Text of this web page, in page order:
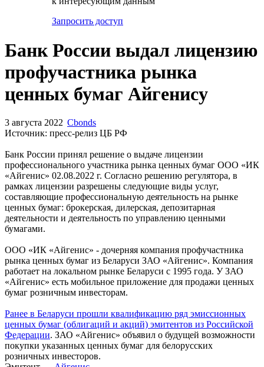
Банк России выдал лицензию
ценных бумаг Айгенису
3 августа 2022 Cbonds
Источник: пресс-релиз ЦБ РФ
Банк России принял решение о выдаче лицензии
профессионального участника рынка ценных бумаг ООО «ИК
«Айгенис» 02.08.2022 г. Согласно решению регулятора, в
рамках лицензии разрешены следующие виды услуг,
ценных бумаг: брокерская, дилерская, депозитарная
деятельности и деятельность по управлению ценными
бумагами.
ООО «ИК «Айгенис» - дочерняя компания профучастника
работает на локальном рынке Беларуси с 1995 года. У ЗАО
«Айгенис» есть мобильное приложение для продажи ценных
бумаг розничным инвесторам.
Ранее в Беларуси прошли квалификацию ряд эмиссионных
ценных бумаг (облигаций и акций) эмитентов из Российской